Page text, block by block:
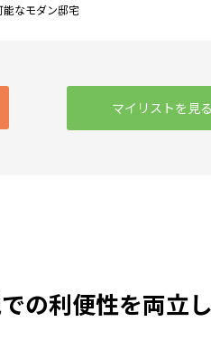
なモダン邸宅
マイリストを見
の利便性を両立